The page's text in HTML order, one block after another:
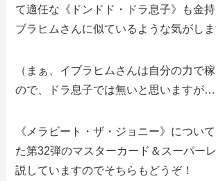
て適任な《ドンドド・ドラ息子》も金
ブラヒムさんに似ているような気がしま
（まぁ、イブラヒムさんは自分の力で
ので、ドラ息子では無いと思いますが
《メラビート・ザ・ジョニー》につい
た第32弾のマスターカード＆スーパー
説していますのでそちらもどうぞ！